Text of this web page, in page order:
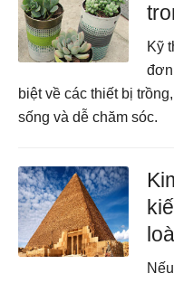
Kỹ
biệt về các thiết bị
sống và dễ chăm sóc.